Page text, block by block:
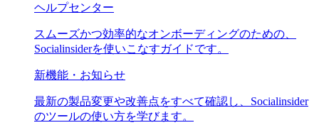
ヘルプセンター
スムーズかつ効率的なオンボーディングのための、
Socialinsiderを使いこなすガイドです。
新機能・お知らせ
最新の製品変更や改善点をすべて確認し、Socialinsider
のツールの使い方を学びます。